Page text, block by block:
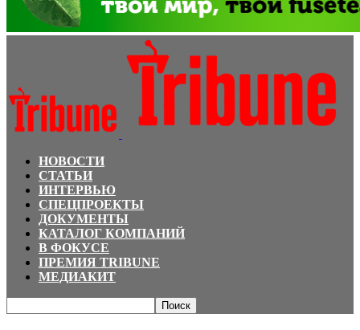
НОВОСТИ
СТАТЬИ
ИНТЕРВЬЮ
СПЕЦПРОЕКТЫ
ДОКУМЕНТЫ
КАТАЛОГ КОМПАНИЙ
В ФОКУСЕ
ПРЕМИЯ TRIBUNE
МЕДИАКИТ